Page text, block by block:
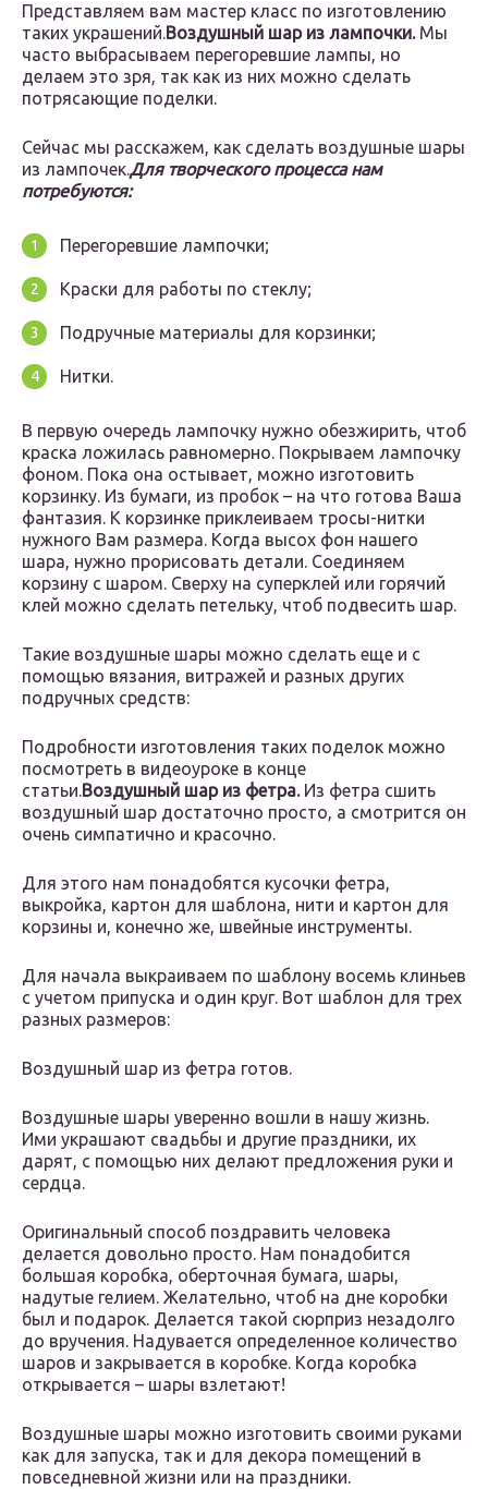
Представляем вам мастер класс по изготовлению
таких украшений.Воздушный шар из лампочки.Мы
часто выбрасываем перегоревшие лампы, но
делаем это зря, так как из них можно сделать
потрясающие поделки.
Сейчас мы расскажем, как сделать воздушные шары
из лампочек.Для творческого процесса нам
потребуются:
Перегоревшие лампочки;
Краски для работы по стеклу;
Подручные материалы для корзинки;
Нитки.
В первую очередь лампочку нужно обезжирить, чтоб
краска ложилась равномерно. Покрываем лампочку
фоном. Пока она остывает, можно изготовить
корзинку. Из бумаги, из пробок – на что готова Ваша
фантазия. К корзинке приклеиваем тросы-нитки
нужного Вам размера. Когда высох фон нашего
шара, нужно прорисовать детали. Соединяем
корзину с шаром. Сверху на суперклей или горячий
клей можно сделать петельку, чтоб подвесить шар.
Такие воздушные шары можно сделать еще и с
помощью вязания, витражей и разных других
подручных средств:
Подробности изготовления таких поделок можно
посмотреть в видеоуроке в конце
статьи.Воздушный шар из фетра.Из фетра сшить
воздушный шар достаточно просто, а смотрится он
очень симпатично и красочно.
Для этого нам понадобятся кусочки фетра,
выкройка, картон для шаблона, нити и картон для
корзины и, конечно же, швейные инструменты.
Для начала выкраиваем по шаблону восемь клиньев
с учетом припуска и один круг. Вот шаблон для трех
разных размеров:
Воздушный шар из фетра готов.
Воздушные шары уверенно вошли в нашу жизнь.
Ими украшают свадьбы и другие праздники, их
дарят, с помощью них делают предложения руки и
сердца.
Оригинальный способ поздравить человека
делается довольно просто. Нам понадобится
большая коробка, оберточная бумага, шары,
надутые гелием. Желательно, чтоб на дне коробки
был и подарок. Делается такой сюрприз незадолго
до вручения. Надувается определенное количество
шаров и закрывается в коробке. Когда коробка
открывается – шары взлетают!
Воздушные шары можно изготовить своими руками
как для запуска, так и для декора помещений в
повседневной жизни или на праздники.